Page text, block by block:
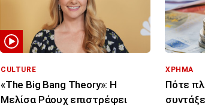
CULTURE
«The Big Bang Theory»: Η
Μελίσα Ράουχ επιστρέφει
ΧΡΗΜΑ
Πότε